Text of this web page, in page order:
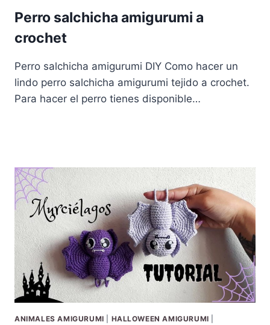
Perro salchicha amigurumi a
crochet
Perro salchicha amigurumi DIY Como hacer un
lindo perro salchicha amigurumi tejido a crochet.
Para hacer el perro tienes disponible…
ANIMALES AMIGURUMI HALLOWEEN AMIGURUMI